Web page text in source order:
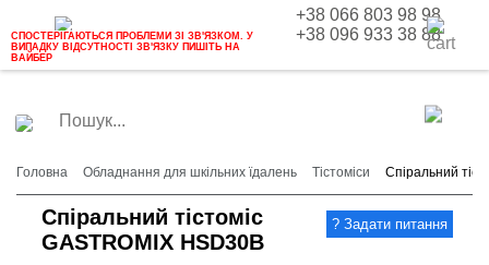
+38 066 803 98 98
+38 096 933 38 88
СПОСТЕРІГАЮТЬСЯ ПРОБЛЕМИ ЗІ ЗВ'ЯЗКОМ. У
ВИПАДКУ ВІДСУТНОСТІ ЗВ'ЯЗКУ ПИШІТЬ НА
ВАЙБЕР
Головна Обладнання для шкільних їдалень Тістоміси Спіральний
Спіральний тістоміс
GASTROMIX HSD30B